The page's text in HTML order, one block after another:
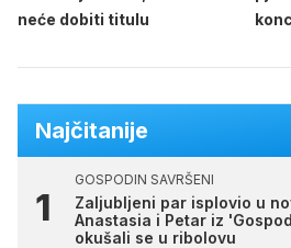
neće dobiti titulu
Najčitanije
GOSPODIN SAVRŠENI
Zaljubljeni par isplovio u
Anastasia i Petar iz
okušali se u ribolovu